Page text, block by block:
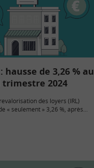
hausse de 3,26 % au
trimestre 2024
des loyers (IRL)
« seulement » 3,26 %, après